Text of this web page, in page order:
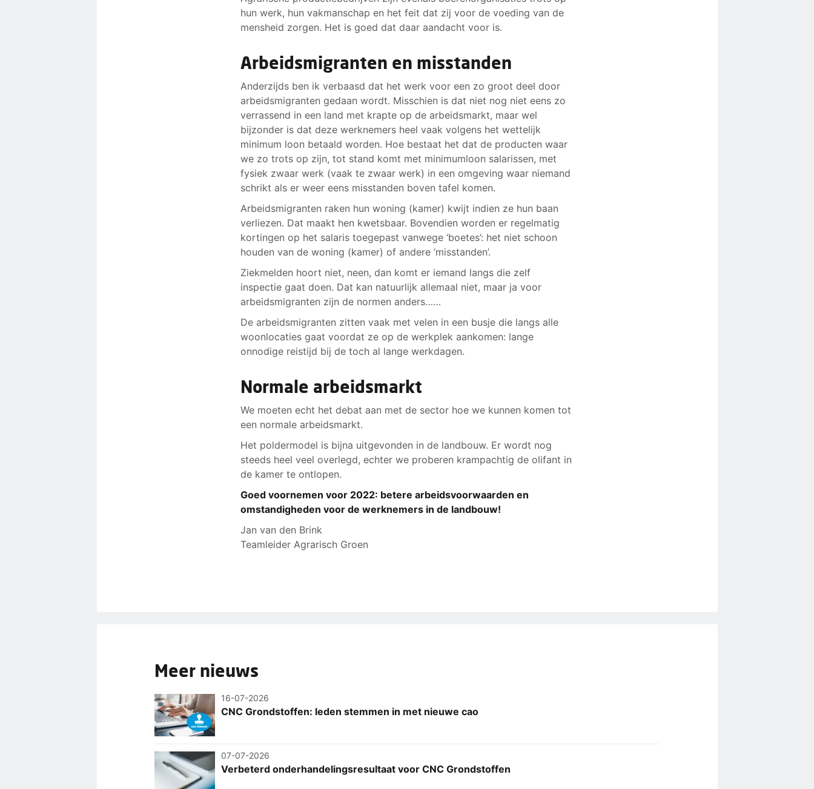
hun werk, hun vakmanschap en het feit dat zij voor de voeding van de
mensheid zorgen. Het is goed dat daar aandacht voor is.
Arbeidsmigranten en misstanden
Anderzijds ben ik verbaasd dat het werk voor een zo groot deel door
arbeidsmigranten gedaan wordt. Misschien is dat niet nog niet eens zo
verrassend in een land met krapte op de arbeidsmarkt, maar wel
bijzonder is dat deze werknemers heel vaak volgens het wettelijk
minimum loon betaald worden. Hoe bestaat het dat de producten waar
we zo trots op zijn, tot stand komt met minimumloon salarissen, met
fysiek zwaar werk (vaak te zwaar werk) in een omgeving waar niemand
schrikt als er weer eens misstanden boven tafel komen.
Arbeidsmigranten raken hun woning (kamer) kwijt indien ze hun baan
verliezen. Dat maakt hen kwetsbaar. Bovendien worden er regelmatig
kortingen op het salaris toegepast vanwege ‘boetes’: het niet schoon
houden van de woning (kamer) of andere ‘misstanden’.
Ziekmelden hoort niet, neen, dan komt er iemand langs die zelf
inspectie gaat doen. Dat kan natuurlijk allemaal niet, maar ja voor
arbeidsmigranten zijn de normen anders……
De arbeidsmigranten zitten vaak met velen in een busje die langs alle
woonlocaties gaat voordat ze op de werkplek aankomen: lange
onnodige reistijd bij de toch al lange werkdagen.
Normale arbeidsmarkt
We moeten echt het debat aan met de sector hoe we kunnen komen tot
een normale arbeidsmarkt.
Het poldermodel is bijna uitgevonden in de landbouw. Er wordt nog
steeds heel veel overlegd, echter we proberen krampachtig de olifant in
de kamer te ontlopen.
Goed voornemen voor 2022: betere arbeidsvoorwaarden en
omstandigheden voor de werknemers in de landbouw!
Jan van den Brink
Teamleider Agrarisch Groen
Meer nieuws
16-07-2026
CNC Grondstoffen: leden stemmen in met nieuwe cao
07-07-2026
Verbeterd onderhandelingsresultaat voor CNC Grondstoffen